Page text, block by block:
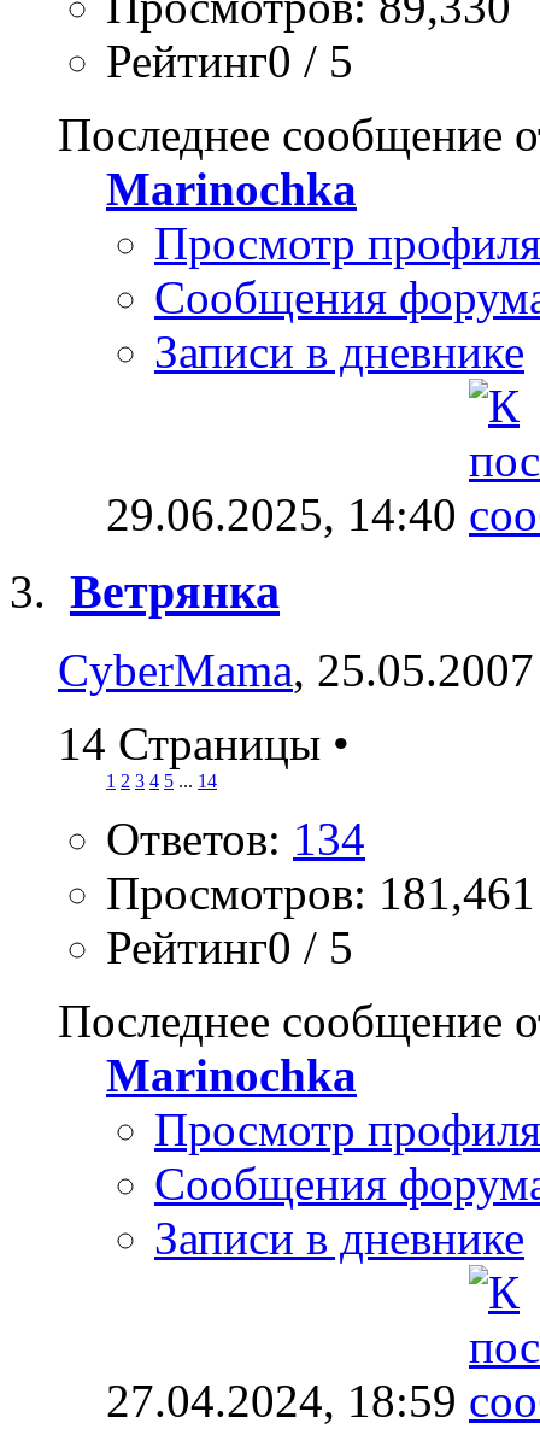
Рейтинг0 / 5
Последнее сообщение
Marinochka
Просмотр профиля
Сообщения
Записи в дневнике
29.06.2025, 14:40
Ветрянка
CyberMama,
14 Страницы •
1 2 3 4 5 ... 14
Ответов: 134
Просмотров: 181,461
Рейтинг0 / 5
Последнее сообщение
Marinochka
Просмотр профиля
Сообщения
Записи в дневнике
27.04.2024, 18:59